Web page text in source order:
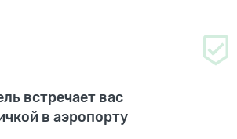
встречает вас
в аэропорту